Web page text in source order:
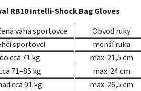
RB10 Intelli-Shock Bag Gloves
váha sportovce
Obvod ruky
sportovci
menší ruka
do cca 71 kg
max. 21,5 cm
71–85 kg
max. 24 cm
cca 91 kg
max. 26,5 cm